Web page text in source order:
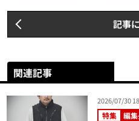
記事
関連記事
2026/07/30
特集 編